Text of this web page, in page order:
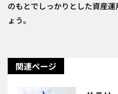
のもとでしっかりとした資産
ょう。
関連ページ